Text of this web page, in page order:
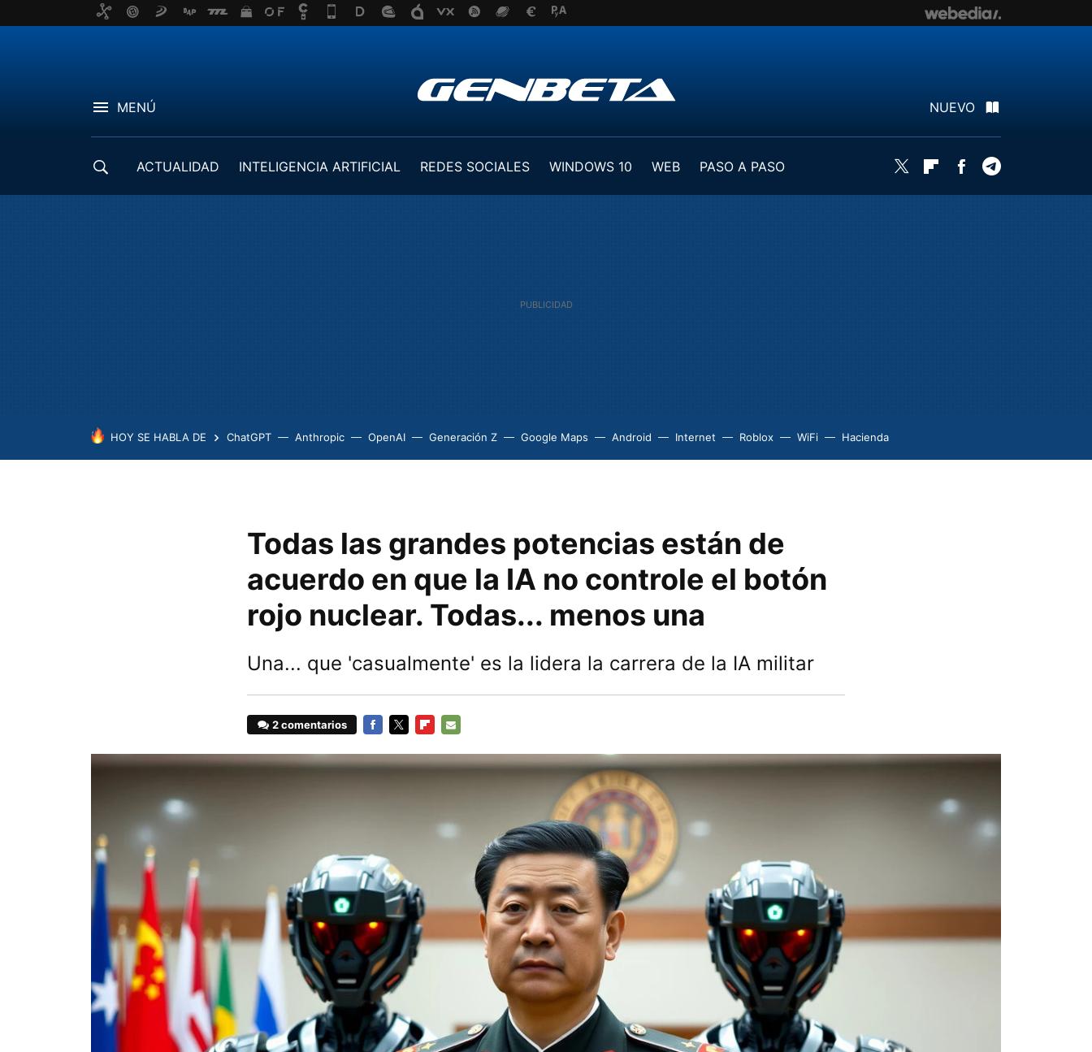
MENÚ NUEVO
ACTUALIDAD INTELIGENCIA ARTIFICIAL REDES SOCIALES WINDOWS 10 WEB
PASO A PASO
Twitter FlipboardFacebook
HOY SE HABLA DE ChatGPT Anthropic OpenAI Generación Z Google Maps Android Internet Roblox WiFi Hacienda
Todas las grandes potencias están de
acuerdo en que la IA no controle el botón
rojo nuclear. Todas... menos una
Una... que 'casualmente' es la lidera la carrera de la IA militar
2 comentarios
MAIL